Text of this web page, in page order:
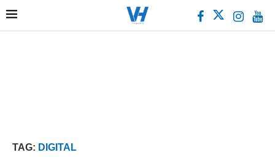
TAG: DIGITAL